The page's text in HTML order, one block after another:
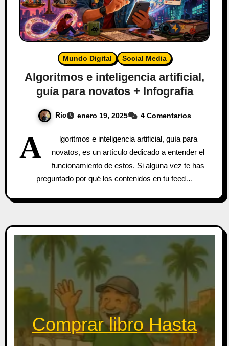
Mundo Digital Social Media
Algoritmos e inteligencia artificial,
guía para novatos + Infografía
Ric enero 19, 2025 4 Comentarios
A
lgoritmos e inteligencia artificial, guía para
novatos, es un artículo dedicado a entender el
funcionamiento de estos. Si alguna vez te has
preguntado por qué los contenidos en tu feed…
Comprar libro Hasta